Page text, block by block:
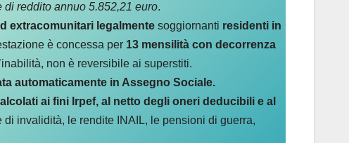
di reddito annuo 5.852,21 euro.
extracomunitari legalmente soggiornanti residenti in
è concessa per 13 mensilità con decorrenza
non è reversibile ai superstiti.
automaticamente in Assegno Sociale.
ai fini Irpef, al netto degli oneri deducibili e al
invalidità, le rendite INAIL, le pensioni di guerra,